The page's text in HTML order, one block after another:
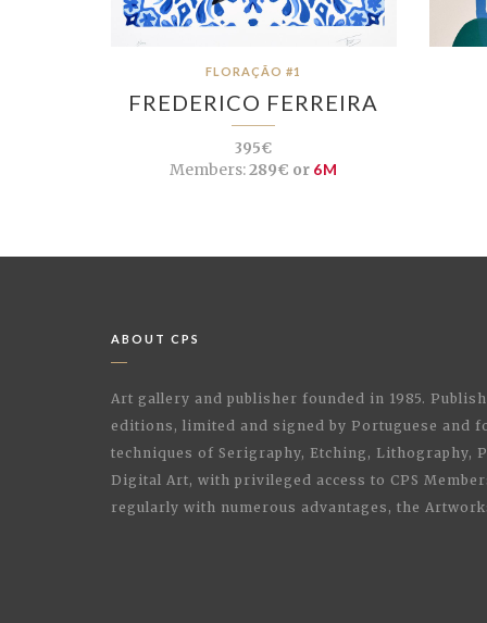
FLORAÇÃO #1
FREDERICO FERREIRA
395€
Members:289€ or 6M
ABOUT CPS
Art gallery and publisher founded in 1985.
editions, limited and signed by Portuguese and
techniques of Serigraphy, Etching, Lithography,
Digital Art, with privileged access to CPS
regularly with numerous advantages, the